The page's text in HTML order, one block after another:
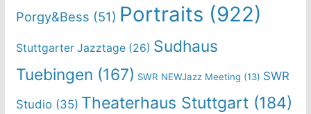
Porgy&Bess (51) Portraits (922)
Stuttgarter Jazztage(26) Sudhaus
Tuebingen (167) SWR NEWJazz Meeting (13) SWR
Studio(35) Theaterhaus Stuttgart(184)